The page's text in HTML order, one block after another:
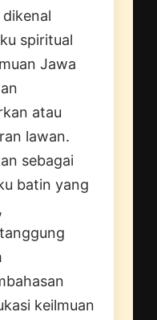
spiritual
Jawa
atau
lawan.
sebagai
batin yang
keilmuan